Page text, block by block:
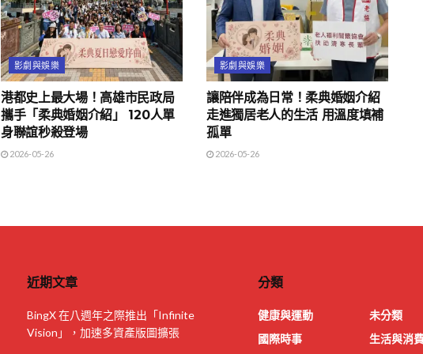
影劇與娛樂
港都史上最大場！高雄市民政局
攜手「柔典婚姻介紹」 120人單
身聯誼秒殺登場
2026-05-26
影劇與娛樂
讓陪伴成為日常！柔典婚姻介紹
走進獨居老人的生活 用溫度填補
孤單
2026-05-26
近期文章
BingX 在八週年之際推出「Infinite
Vision」，加速多資產版圖擴張
分類
健康與運動
國際時事
未分類
生活與消